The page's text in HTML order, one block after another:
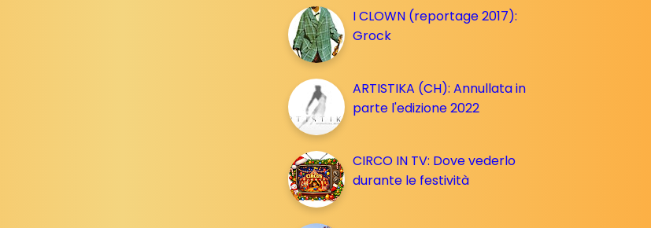
I CLOWN (reportage 2017):
Grock
ARTISTIKA (CH): Annullata in
parte l'edizione 2022
CIRCO IN TV: Dove vederlo
durante le festività